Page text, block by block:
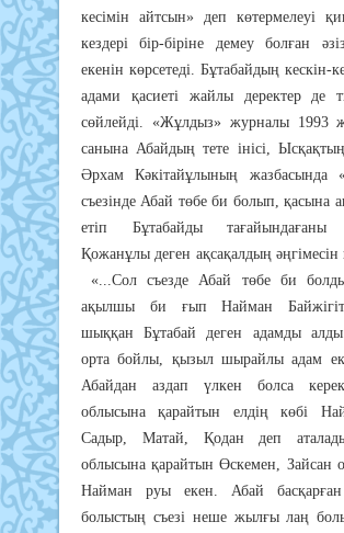
кесімін айтсын» деп көтермелеуі
кездері бір-біріне демеу болған
екенін көрсетеді. Бұтабайдың кескін-
адами қасиеті жайлы деректер де
сөйлейді. «Жұлдыз» журналы
санына Абайдың тете інісі,
Әрхам Кәкітайұлының жазбасында
съезінде Абай төбе би болып, қасына
етіп Бұтабайды тағайындағаны
Қожанұлы деген ақсақалдың әңгімесін
«...Сол съезде Абай төбе би
ақылшы би ғып Найман
шыққан Бұтабай деген адамды
орта бойлы, қызыл шырайлы адам
Абайдан аздап үлкен болса
облысына қарайтын елдің көбі
Садыр, Матай, Қодан деп
облысына қарайтын Өскемен, Зайсан
Найман руы екен. Абай
болыстың съезі неше жылғы лаң